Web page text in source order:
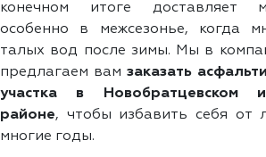
конечном итоге доставляет
особенно в межсезонье, когда
талых вод после зимы. Мы в
предлагаем вам заказать
участка в Новобратцевском
районе, чтобы избавить себя от
многие годы.